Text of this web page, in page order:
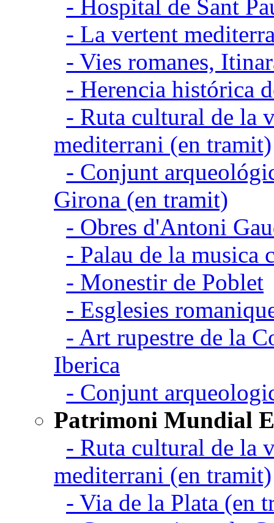
- Hospital de Sant
- La vertent
- Vies romanes,
- Herencia histórica
- Ruta cultural de la
mediterrani (en tramit)
- Conjunt
Girona (en tramit)
- Obres d'Antoni
- Palau de la musica
- Monestir de Poblet
- Esglesies
- Art rupestre de la
Iberica
- Conjunt
Patrimoni Mundial
- Ruta cultural de la
mediterrani (en tramit)
- Via de la Plata (en